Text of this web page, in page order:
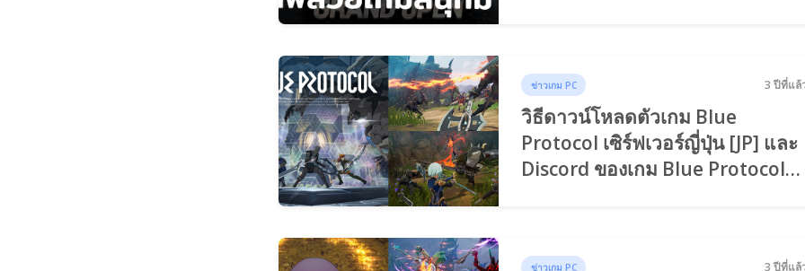
ข่าวเกม PC 3 ปีที่แล้
วิธีดาวน์โหลดตัวเกม Blue
Protocol เซิร์ฟเวอร์ญี่ปุ่น [JP] และ
Discord ของเกม Blue Protocol
ข่าวเกม PC 3 ปีที่แล้